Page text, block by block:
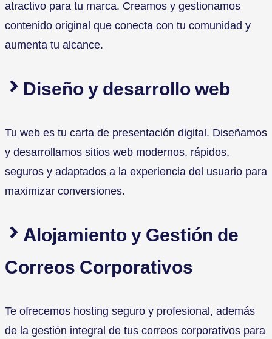
atractivo para tu marca. Creamos y gestionamos
contenido original que conecta con tu comunidad y
aumenta tu alcance.
Diseño y desarrollo web
Tu web es tu carta de presentación digital. Diseñamos
y desarrollamos sitios web modernos, rápidos,
seguros y adaptados a la experiencia del usuario para
maximizar conversiones.
Alojamiento y Gestión de
Correos Corporativos
Te ofrecemos hosting seguro y profesional, además
de la gestión integral de tus correos corporativos para